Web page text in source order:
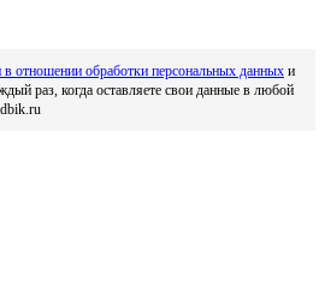
в отношении обработки персональных данных и
раз, когда оставляете свои данные в любой